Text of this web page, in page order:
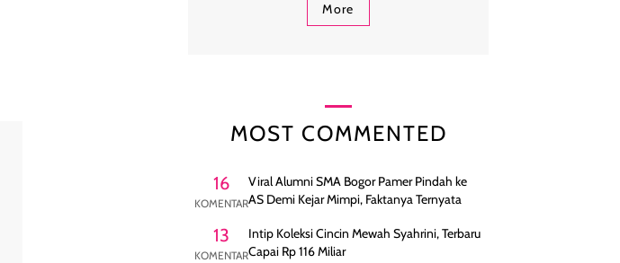
More
MOST COMMENTED
16
KOMENTAR
Viral Alumni SMA Bogor Pamer Pindah ke
AS Demi Kejar Mimpi, Faktanya Ternyata
13
KOMENTAR
Intip Koleksi Cincin Mewah Syahrini, Terbaru
Capai Rp 116 Miliar